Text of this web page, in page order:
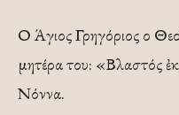
Ο Άγιος Γρηγόριος ο
μητέρα του: «Βλαστός ἐκ
Νόννα.